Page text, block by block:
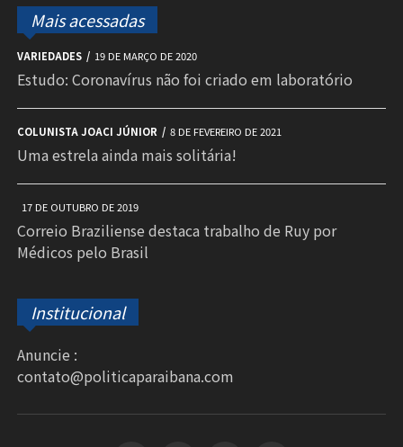
Mais acessadas
VARIEDADES 19 DE MARÇO DE 2020
Estudo: Coronavírus não foi criado em laboratório
COLUNISTA JOACI JÚNIOR 8 DE FEVEREIRO DE 2021
Uma estrela ainda mais solitária!
17 DE OUTUBRO DE 2019
Correio Braziliense destaca trabalho de Ruy por
Médicos pelo Brasil
Institucional
Anuncie :
contato@politicaparaibana.com